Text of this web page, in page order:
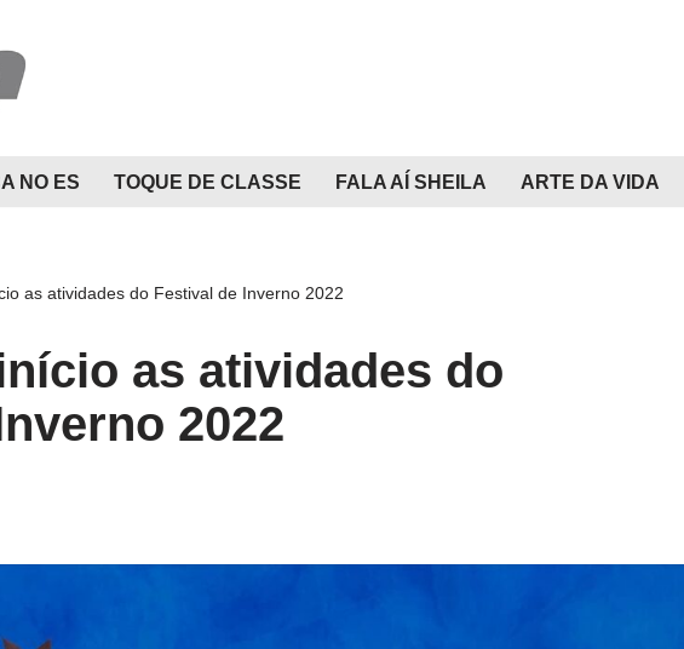
NO ES TOQUE DE CLASSE FALA AÍ SHEILA ARTE DA VIDA
as atividades do Festival de Inverno 2022
as atividades do
2022